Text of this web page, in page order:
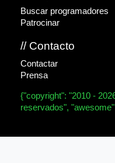
Buscar programadores
Patrocinar
// Contacto
Contactar
Prensa
{"copyright": "2010 -
reservados",